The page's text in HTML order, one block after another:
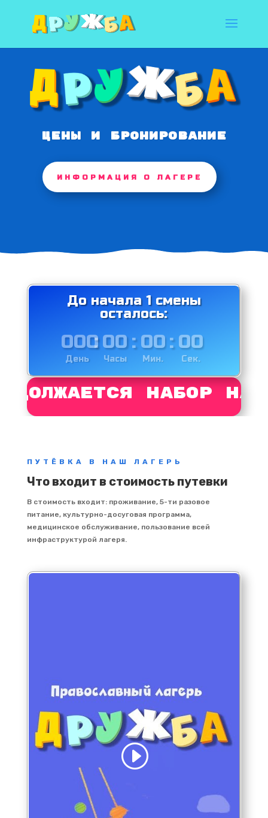
ЦЕНЫ И БРОНИРОВАНИЕ
ИНФОРМАЦИЯ О ЛАГЕРЕ
До начала 1 смены
осталось:
000
День
:00
Часы
: 00
Мин.
: 00
Сек.
набор на
ПУТЁВКА В НАШ ЛАГЕРЬ
Что входит в стоимость путевки
В стоимость входит: проживание, 5-ти разовое
питание, культурно-досуговая программа,
медицинское обслуживание, пользование всей
инфраструктурой лагеря.